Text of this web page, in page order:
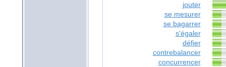
jouter
se mesurer
se bagarrer
s'égaler
défier
contrebalancer
concurrencer